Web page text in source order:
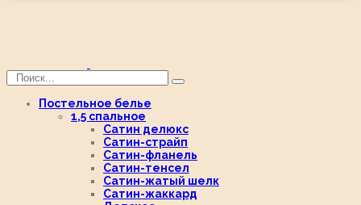
Постельное белье
1,5 спальное
Сатин делюкс
Сатин-страйп
Сатин-фланель
Сатин-тенсел
Сатин-жатый шелк
Сатин-жаккард